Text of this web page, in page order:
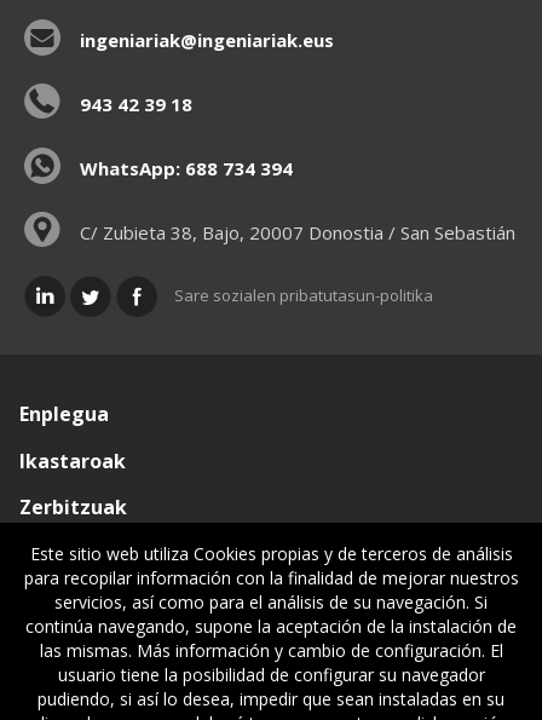
ingeniariak@ingeniariak.eus
943 42 39 18
WhatsApp: 688 734 394
C/ Zubieta 38, Bajo, 20007 Donostia / San Sebastián
Sare sozialen pribatutasun-politika
Enplegua
Ikastaroak
Zerbitzuak
Elkargoa
Oniritziak
Lehiatila Bakarra
Lege informazioa
Este sitio web utiliza Cookies propias y de terceros de análisis
para recopilar información con la finalidad de mejorar nuestros
servicios, así como para el análisis de su navegación. Si
continúa navegando, supone la aceptación de la instalación de
las mismas. Más información y cambio de configuración. El
usuario tiene la posibilidad de configurar su navegador
pudiendo, si así lo desea, impedir que sean instaladas en su